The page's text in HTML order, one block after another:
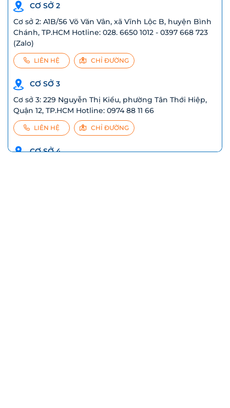
CƠ SỞ 2
Cơ sở 2: A1B/56 Võ Văn Vân, xã Vĩnh Lộc B, huyện Bình
Chánh, TP.HCM Hotline: 028. 6650 1012 - 0397 668 723
(Zalo)
LIÊN HỆ CHỈ ĐƯỜNG
CƠ SỞ 3
Cơ sở 3: 229 Nguyễn Thị Kiểu, phường Tân Thới Hiệp,
Quận 12, TP.HCM Hotline: 0974 88 11 66
LIÊN HỆ CHỈ ĐƯỜNG
CƠ SỞ 4